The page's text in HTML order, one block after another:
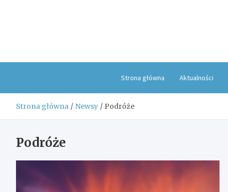
Strona główna Aktualności
Strona główna Newsy Podróże
Podróże